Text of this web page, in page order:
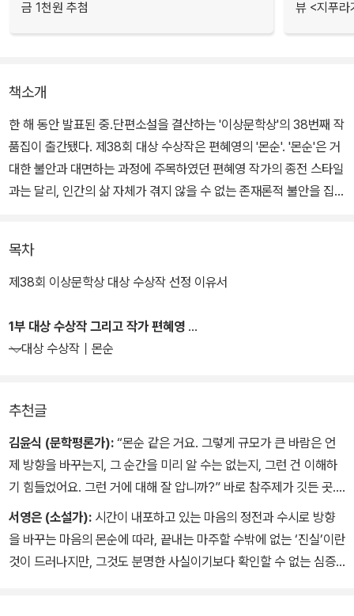
금 1천원 추첨 뷰 <지푸라
책소개
한 해 동안 발표된 중.단편소설을 결산하는 '이상문학상'의 38번째 작
품집이 출간됐다. 제38회 대상 수상작은 편혜영의 '몬순'. '몬순'은 거
대한 불안과 대면하는 과정에 주목하였던 편혜영 작가의 종전 스타일
과는 달리, 인간의 삶 자체가 겪지 않을 수 없는 존재론적 불안을 집요
심사를 맡은 김윤식 평론가는 "삶의 난감함을 겪는 우리 모두에게 질
문을 던지는 소설"이라고 이 작품의 우수성을 주목했고, 서영은 소설
이 매력"이라고 이 작품의 무게를 인정했다. 권영민 평론가는 "주인공
의 삶에 내밀하게 자리 잡고 있는 고통과 그 비밀이 인간의 존재 자체
윤대녕 소설가는 "관계로 표현되는 삶의 생태성이 무너져가고 있는
현실을 압축해서 드러낸 작품"이라고 평했으며, 신경숙 소설가는 "불
안의 징후들을 포개놓고 또 포개놓은 것으로 이물질로 가득 차 있는
혔다.
이번 작품집에는 대상 수상작인 편혜영의 '몬순'과 자선 대표작 '저녁
목차
제38회 이상문학상 대상 수상작 선정 이유서
1부 대상 수상작 그리고 작가 편혜영
―대상 수상작｜몬순
추천글
김윤식 (문학평론가): “몬순 같은 거요. 그렇게 규모가 큰 바람은 언
제 방향을 바꾸는지, 그 순간을 미리 알 수는 없는지, 그런 건 이해하
기 힘들었어요. 그런 거에 대해 잘 압니까?” 바로 참주제가 깃든 곳.
아이를 잃고 젊은 부부가 서로 멀어진 거리를 측정할 수 있는 그 무엇
이 혹시라도 있을까. “그런 거에 대해 잘 압니까?” 이 물음은 삶의 난
감함을 겪는 우리 모두에게 묻는 말이 아닐 수 없다.
서영은 (소설가): 시간이 내포하고 있는 마음의 정전과 수시로 방향
을 바꾸는 마음의 몬순에 따라, 끝내는 마주할 수밖에 없는 ‘진실’이란
것이 드러나지만, 그것도 분명한 사실이기보다 확인할 수 없는 심증